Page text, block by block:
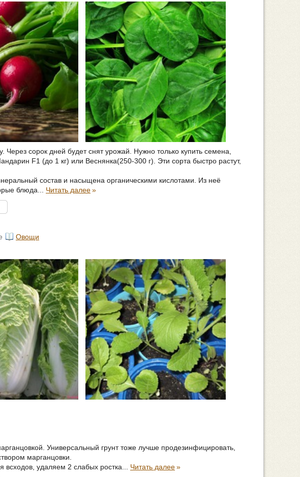
Через сорок дней будет снят урожай. Нужно только купить семена,
F1 (до 1 кг) или Веснянка(250-300 г). Эти сорта быстро растут,
состав и насыщена органическими кислотами. Из неё
блюда... Читать далее»
Овощи
Универсальный грунт тоже лучше продезинфицировать,
марганцовки.
удаляем 2 слабых ростка... Читать далее»